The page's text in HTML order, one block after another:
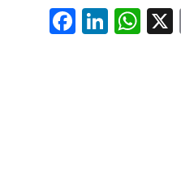
Fa
ce
Li
nk
W
ha